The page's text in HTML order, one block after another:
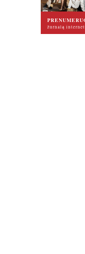
žurnalą